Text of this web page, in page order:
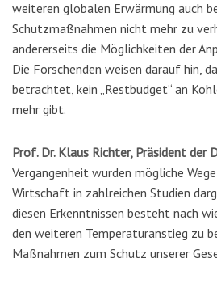
weiteren globalen Erwärmung auch
Schutzmaßnahmen nicht mehr zu
andererseits die Möglichkeiten der
Die Forschenden weisen darauf hin,
betrachtet, kein „Restbudget“ an
mehr gibt.
Prof. Dr. Klaus Richter, Präsident der
Vergangenheit wurden mögliche
Wirtschaft in zahlreichen Studien
diesen Erkenntnissen besteht nach
den weiteren Temperaturanstieg zu
Maßnahmen zum Schutz unserer